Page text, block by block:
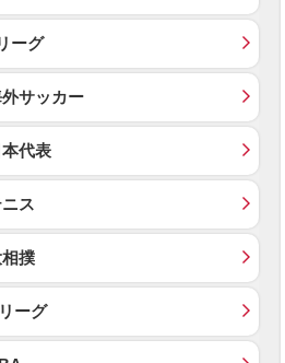
ーグ
サッカー
本代表
ス
撲
ーグ